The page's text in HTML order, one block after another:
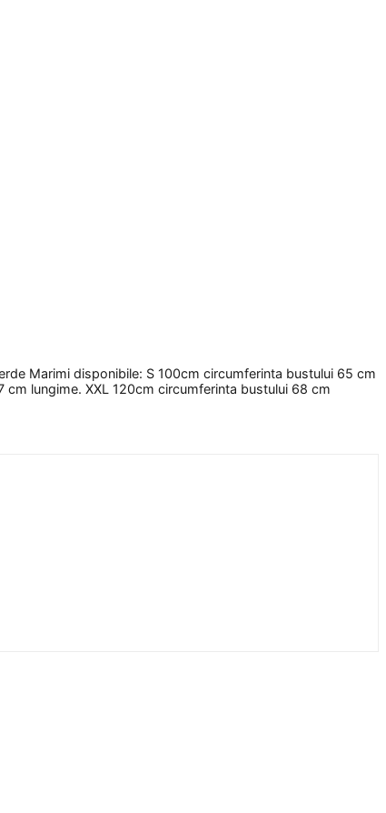
Marimi disponibile: S 100cm circumferinta bustului 65 cm
lungime. XXL 120cm circumferinta bustului 68 cm